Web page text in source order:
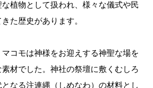
植物として扱われ、様々な儀式や民
た歴史があります。
マコモは神様をお迎えする神聖な場を
材でした。神社の祭壇に敷くむしろ
なる注連縄（しめなわ）の材料とし